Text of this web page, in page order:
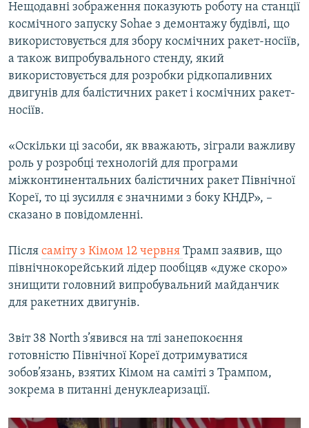
Нещодавні зображення показують роботу на станції
космічного запуску Sohae з демонтажу будівлі, що
використовується для збору космічних ракет-носіїв,
а також випробувального стенду, який
використовується для розробки рідкопаливних
двигунів для балістичних ракет і космічних ракет-
носіїв.
«Оскільки ці засоби, як вважають, зіграли важливу
роль у розробці технологій для програми
міжконтинентальних балістичних ракет Північної
Кореї, то ці зусилля є значними з боку КНДР», –
сказано в повідомленні.
Після саміту з Кімом 12 червня Трамп заявив, що
північнокорейський лідер пообіцяв «дуже скоро»
знищити головний випробувальний майданчик
для ракетних двигунів.
Звіт 38 North з’явився на тлі занепокоєння
готовністю Північної Кореї дотримуватися
зобов’язань, взятих Кімом на саміті з Трампом,
зокрема в питанні денуклеаризації.